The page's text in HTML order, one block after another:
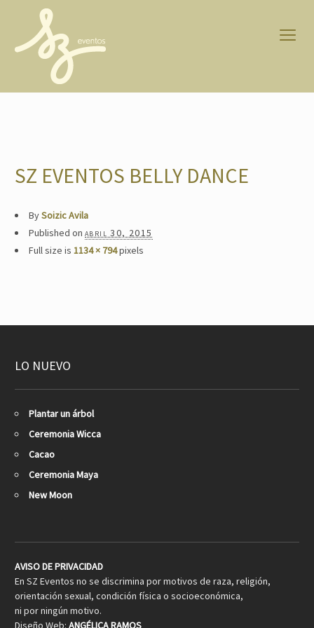
SZ EVENTOS BELLY DANCE
BySoizic Avila
Published on abril 30, 2015
Full size is 1134 × 794pixels
LO NUEVO
Plantar un árbol
Ceremonia Wicca
Cacao
Ceremonia Maya
New Moon
AVISO DE PRIVACIDAD
En SZ Eventos no se discrimina por motivos de raza, religión,
orientación sexual, condición física o socioeconómica,
ni por ningún motivo.
Diseño Web: ANGÉLICA RAMOS